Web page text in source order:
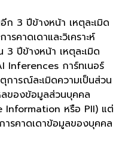
3 ปีข้างหน้า เหตุละเมิด
รคาดเดาและวิเคราะห์
3 ปีข้างหน้า เหตุละเมิด
Inferences การ์ทเนอร์
ารณ์ละเมิดความเป็นส่วน
ลของข้อมูลส่วนบุคคล
หรือ PII) แต่
ารคาดเดาข้อมูลของบุคคล